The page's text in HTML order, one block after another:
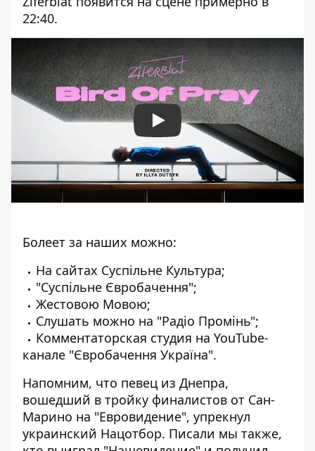
22:40.
Play
Болеет за наших можно:
На сайтах Суспільне Культура;
"Суспільне Євробачення";
Жестовою Мовою;
Слушать можно на "Радіо Промінь";
Комментаторская студия на YouTube-
канале "Євробачення Україна".
Напомним, что певец из Днепра,
вошедший в тройку финалистов от Сан-
Марино на "Евровидение", упрекнул
украинский Нацотбор. Писали мы также,